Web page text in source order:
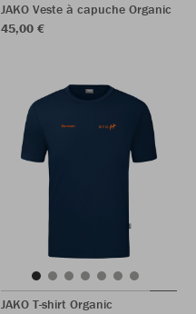
JAKO Veste à capuche Organic
45,00 €
JAKO T-shirt Organic